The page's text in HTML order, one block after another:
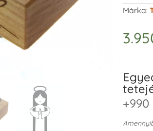
Márka:
+990